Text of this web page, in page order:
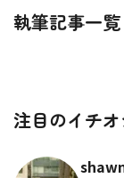
執筆記事一覧
注目のイチ